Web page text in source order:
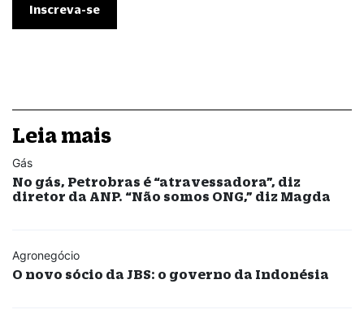
Leia mais
Gás
No gás, Petrobras é “atravessadora”, diz
diretor da ANP. “Não somos ONG,” diz Magda
Agronegócio
O novo sócio da JBS: o governo da Indonésia